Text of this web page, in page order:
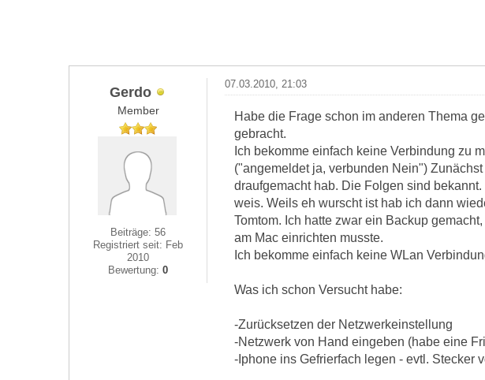
Gerdo
Member
Beiträge: 56
Registriert seit: Feb
2010
Bewertung:0
07.03.2010, 21:03
Habe die Frage schon im anderen Thema
gebracht.
Ich bekomme einfach keine Verbindung zu
("angemeldet ja, verbunden Nein")
draufgemacht hab. Die Folgen sind
weis. Weils eh wurscht ist hab ich dann
Tomtom. Ich hatte zwar ein Backup
am Mac einrichten musste.
Ich bekomme einfach keine WLan
Was ich schon Versucht habe:
-Zurücksetzen der Netzwerkeinstellung
-Netzwerk von Hand eingeben (habe eine
-Iphone ins Gefrierfach legen - evtl. Stecker